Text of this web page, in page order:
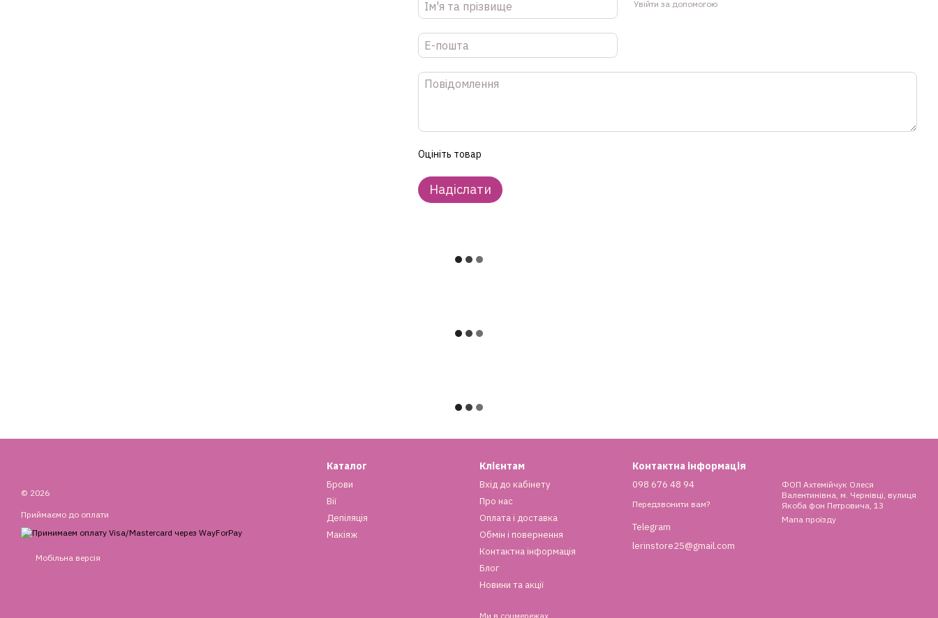
Увійти за допомогою
Оцініть товар
Надіслати
© 2026
Приймаємо до оплати
Мобільна версія
Каталог
Брови
Вії
Депіляція
Макіяж
Клієнтам
Вхід до кабінету
Про нас
Оплата і доставка
Обмін і повернення
Контактна інформація
Блог
Новини та акції
Ми в соцмережах
Контактна інформація
098 676 48 94
Передзвонити вам?
Telegram
lerinstore25@gmail.com
ФОП Ахтемійчук Олеся
Валентинівна, м. Чернівці, вулиця
Якоба фон Петровича, 13
Мапа проїзду